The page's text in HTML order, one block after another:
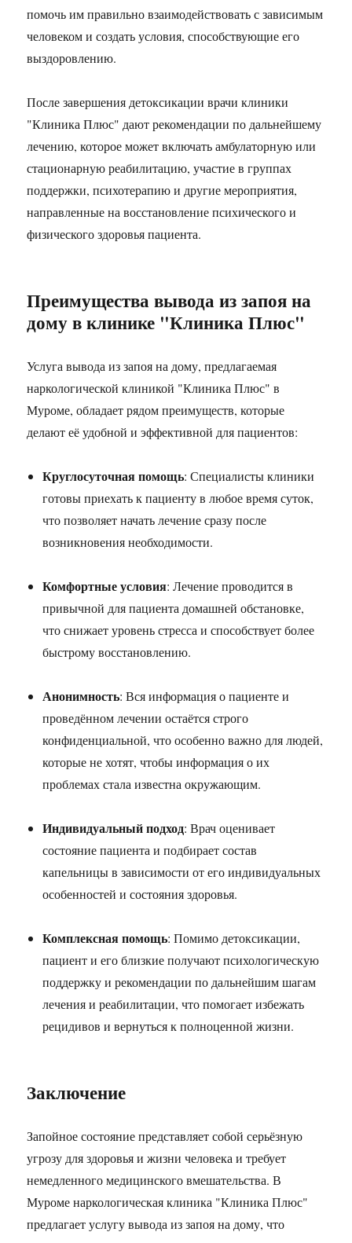
помочь им правильно взаимодействовать с зависимым
человеком и создать условия, способствующие его
выздоровлению.
После завершения детоксикации врачи клиники
"Клиника Плюс" дают рекомендации по дальнейшему
лечению, которое может включать амбулаторную или
стационарную реабилитацию, участие в группах
поддержки, психотерапию и другие мероприятия,
направленные на восстановление психического и
физического здоровья пациента.
Преимущества вывода из запоя на
дому в клинике "Клиника Плюс"
Услуга вывода из запоя на дому, предлагаемая
наркологической клиникой "Клиника Плюс" в
Муроме, обладает рядом преимуществ, которые
делают её удобной и эффективной для пациентов:
Круглосуточная помощь: Специалисты клиники
готовы приехать к пациенту в любое время суток,
что позволяет начать лечение сразу после
возникновения необходимости.
Комфортные условия: Лечение проводится в
привычной для пациента домашней обстановке,
что снижает уровень стресса и способствует более
быстрому восстановлению.
Анонимность: Вся информация о пациенте и
проведённом лечении остаётся строго
конфиденциальной, что особенно важно для людей,
которые не хотят, чтобы информация о их
проблемах стала известна окружающим.
Индивидуальный подход: Врач оценивает
состояние пациента и подбирает состав
капельницы в зависимости от его индивидуальных
особенностей и состояния здоровья.
Комплексная помощь: Помимо детоксикации,
пациент и его близкие получают психологическую
поддержку и рекомендации по дальнейшим шагам
лечения и реабилитации, что помогает избежать
рецидивов и вернуться к полноценной жизни.
Заключение
Запойное состояние представляет собой серьёзную
угрозу для здоровья и жизни человека и требует
немедленного медицинского вмешательства. В
Муроме наркологическая клиника "Клиника Плюс"
предлагает услугу вывода из запоя на дому, что